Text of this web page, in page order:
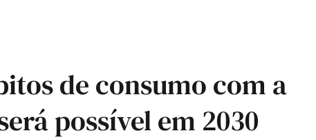
de consumo com a
possível em 2030